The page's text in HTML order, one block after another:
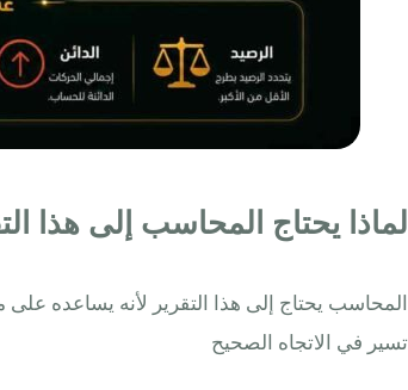
لماذا يحتاج المحاسب إلى هذا
المحاسب يحتاج إلى هذا التقرير لأنه يساعده على
تسير في الاتجاه الصحيح